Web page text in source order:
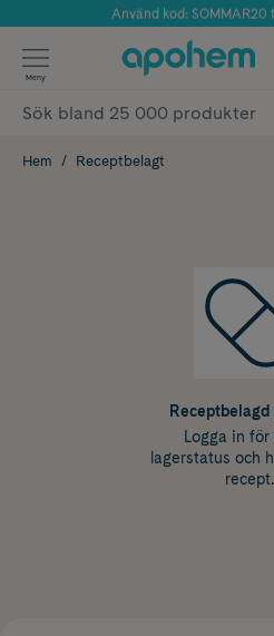
Årets Butik 2025
Använd kod: SOMMAR20
✓ Fri frakt
✓ Poäng på
Meny
Hem Receptbelagt
Logga in
lagerstatus och
recept.